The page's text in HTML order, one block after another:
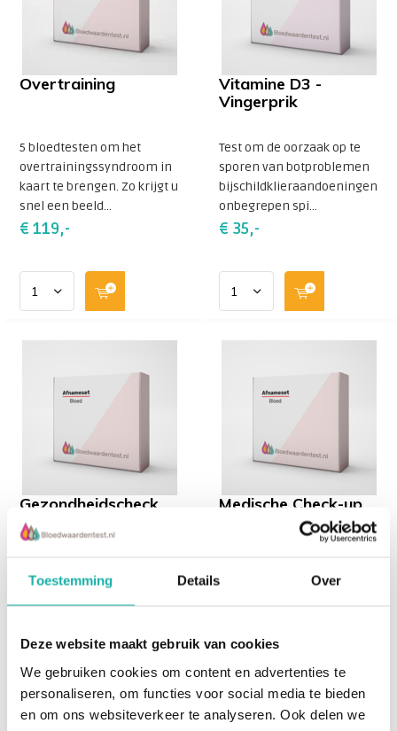
Toestemming Details Over
Deze website maakt gebruik van cookies
We gebruiken cookies om content en advertenties te
personaliseren, om functies voor social media te bieden
en om ons websiteverkeer te analyseren. Ook delen we
Overtraining
5 bloedtesten om het
overtrainingssyndroom in
kaart te brengen. Zo krijgt u
snel een beeld...
€ 119,-
Vitamine D3 -
Vingerprik
Test om de oorzaak op te
sporen van botproblemen
bijschildklieraandoeningen
onbegrepen spi...
€ 35,-
Gezondheidscheck
Oersterk
de OERsterk
gezondheidscoaches de
Naar...
€ 129,-
Medische Check-up
Compleet Onderzoek
compleet onderzoek
geld...
€ 279,- € 159,-